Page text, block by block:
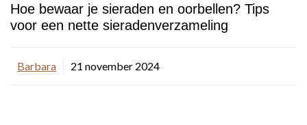
Hoe bewaar je sieraden en oorbellen? Tips
voor een nette sieradenverzameling
Barbara 21 november 2024